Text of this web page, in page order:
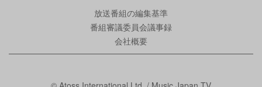
放送番組の編集基準
番組審議委員会議事録
会社概要